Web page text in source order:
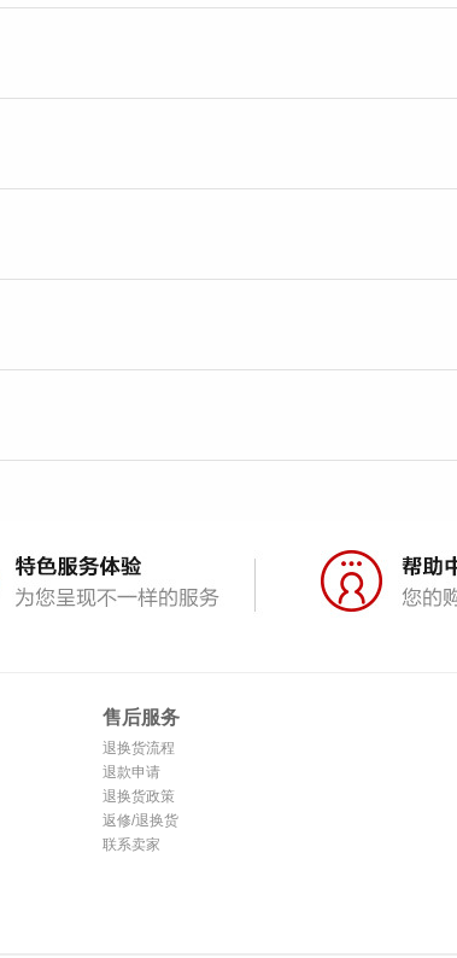
售后服务
退换货流程
退款申请
退换货政策
返修/退换货
联系卖家